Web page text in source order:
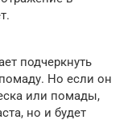
подчеркнуть
Но если он
или помады,
но и будет